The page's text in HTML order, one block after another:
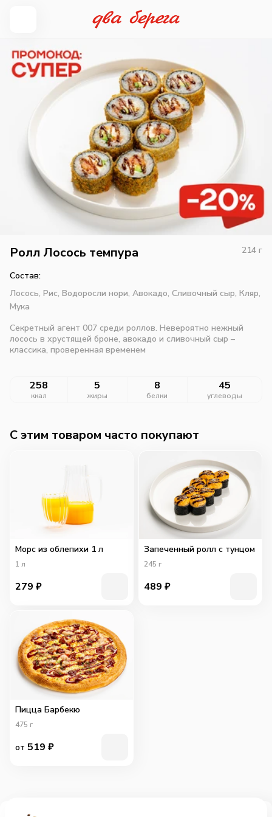
Ролл Лосось темпура 214 г
Состав:
Лосось, Рис, Водоросли нори, Авокадо, Сливочный сыр, Кляр,
Мука
Секретный агент 007 среди роллов. Невероятно нежный
лосось в хрустящей броне, авокадо и сливочный сыр –
классика, проверенная временем
258
ккал
5
жиры
8
белки
45
углеводы
C этим товаром часто покупают
Морс из облепихи 1 л
1 л
279 ₽
Запеченный ролл с тунцом
245 г
489 ₽
Пицца Барбекю
475 г
от 519 ₽